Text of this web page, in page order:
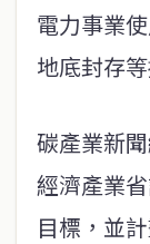
電力事業
地底封存
碳產業新
經濟產業
目標，並